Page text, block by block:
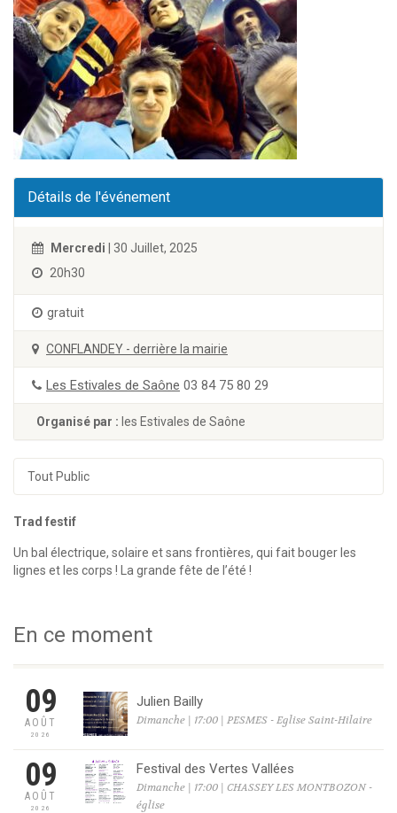
Détails de l'événement
Mercredi | 30 Juillet, 2025
20h30
gratuit
CONFLANDEY - derrière la mairie
Les Estivales de Saône 03 84 75 80 29
Organisé par : les Estivales de Saône
Tout Public
Trad festif
Un bal électrique, solaire et sans frontières, qui fait bouger les
lignes et les corps ! La grande fête de l’été !
En ce moment
09
AOÛT
2026
Julien Bailly
Dimanche | 17:00 | PESMES - Eglise Saint-Hilaire
09
AOÛT
2026
Festival des Vertes Vallées
Dimanche | 17:00 | CHASSEY LES MONTBOZON -
église